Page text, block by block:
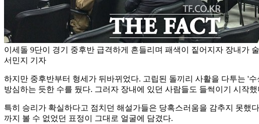
이세돌 9단이 경기 중후반 급격하게 흔들리며 패색이 짙어지자 장내가
서민지 기자
하지만 중후반부터 형세가 뒤바뀌었다. 고립된 돌끼리 사활을 다투는 '
방심하는 듯한 수를 뒀다. 그러자 장내에 있던 사람들도 들썩이기 시작했
특히 승리가 확실하다고 점치던 해설가들은 당혹스러움을 감추지 못했
까지 볼 수 없었던 표정이 그대로 얼굴에 담겼다.